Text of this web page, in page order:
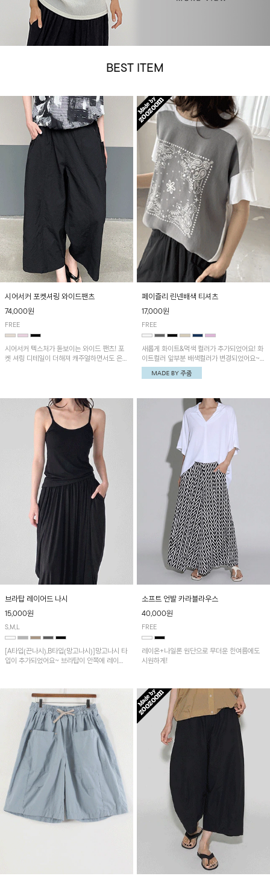
BEST ITEM
시어서커 포켓셔링 와이드팬츠
74,000원
FREE
시어서커 텍스처가 돋보이는 와이드 팬츠! 포
켓 셔링 디테일이 더해져 캐주얼하면서도 은은
아이템으로 활용하기 좋아요~
페이즐리 린넨배색 티셔츠
17,000원
FREE
새롭게 화이트&먹색 컬러가 추가되었어요! 화
이트컬러 앞부분 배색컬러가 변경되었어요~
중앙 린넨배색으로 유니크하면서 페이즐리 패
턴으로 감각적인 분위기를 연출이 가능한 티셔
브라탑 레이어드 나시
15,000원
S,M,L
[A타입(끈나시),B타입(망고나시)]망고나시 타
입이 추가되었어요~ 브라탑이 안쪽에 레이어
소프트 언발 카라블라우스
40,000원
FREE
레이온+나일론 원단으로 무더운 한여름에도
시원하게!